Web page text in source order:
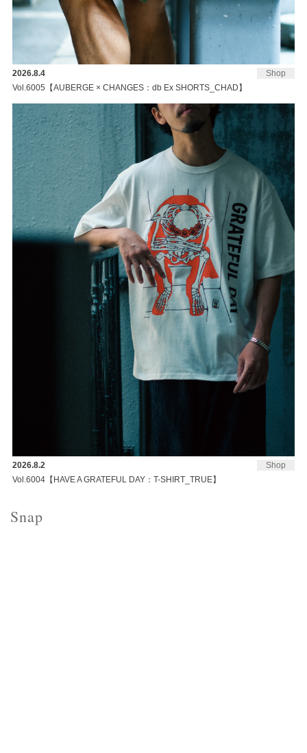
Shop
2026.8.4
Vol.6005【AUBERGE × CHANGES：db Ex SHORTS_CHAD】
Shop
2026.8.2
Vol.6004【HAVE A GRATEFUL DAY：T-SHIRT_TRUE】
Snap